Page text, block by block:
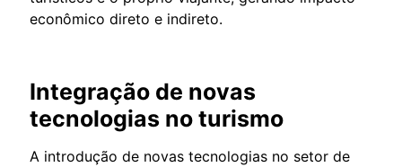
econômico direto e indireto.
Integração de novas
tecnologias no turismo
A introdução de novas tecnologias no setor de